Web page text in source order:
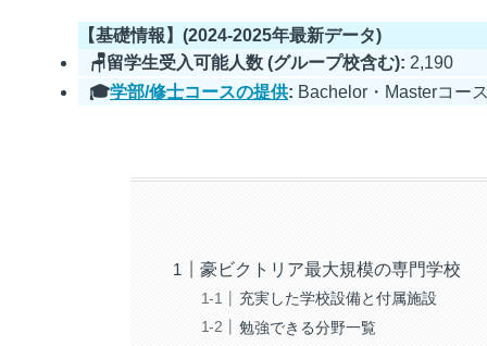
【基礎情報】(2024-2025年最新データ)
🪑留学生受入可能人数 (グループ校含む): 2,190
🎓学部/修士コースの提供: Bachelor・Masterコー
豪ビクトリア最大規模の専門学校
充実した学校設備と付属施設
勉強できる分野一覧